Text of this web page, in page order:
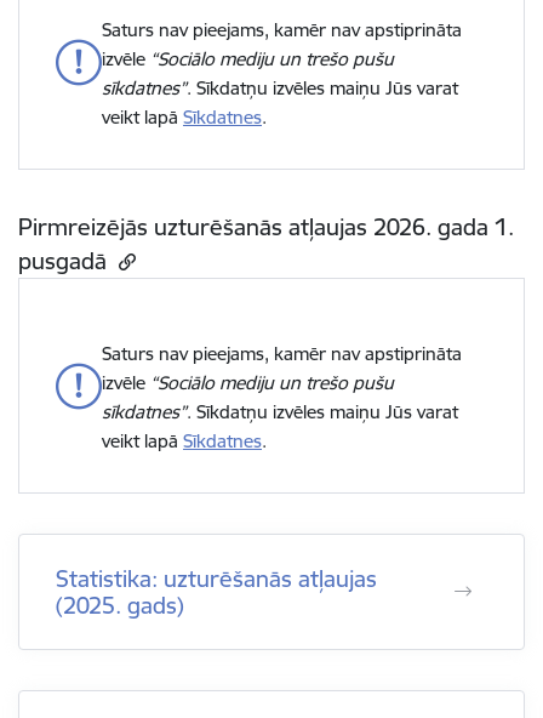
Saturs nav pieejams, kamēr nav apstiprināta
izvēle “Sociālo mediju un trešo pušu
sīkdatnes”. Sīkdatņu izvēles maiņu Jūs varat
veikt lapā Sīkdatnes.
Pirmreizējās uzturēšanās atļaujas 2026. gada 1.
pusgadā
Saturs nav pieejams, kamēr nav apstiprināta
izvēle “Sociālo mediju un trešo pušu
sīkdatnes”. Sīkdatņu izvēles maiņu Jūs varat
veikt lapā Sīkdatnes.
Statistika: uzturēšanās atļaujas
(2025. gads)